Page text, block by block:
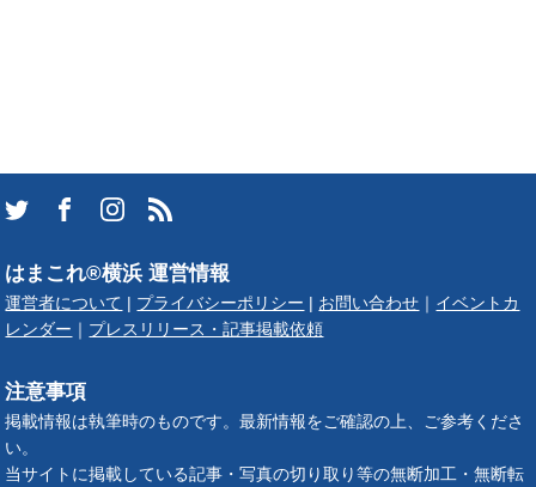
はまこれ®横浜 運営情報
運営者について | プライバシーポリシー | お問い合わせ ｜ イベントカ
レンダー ｜ プレスリリース・記事掲載依頼
注意事項
掲載情報は執筆時のものです。最新情報をご確認の上、ご参考くださ
い。
当サイトに掲載している記事・写真の切り取り等の無断加工・無断転